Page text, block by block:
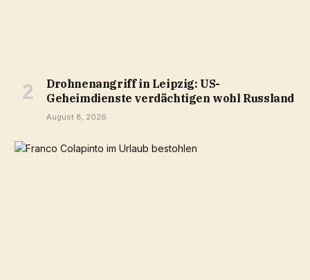
Drohnenangriff in Leipzig: US-
Geheimdienste verdächtigen wohl Russland
August 8, 2026